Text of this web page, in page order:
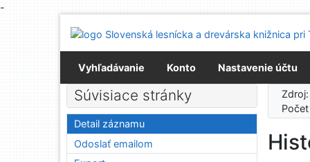
-
Prejsť na menu
Prehlásenie o webovej prístupnosti
Vyhľadávanie
Konto Nastavenie účtu
Súvisiace stránky
Detail záznamu
Odoslať emailom